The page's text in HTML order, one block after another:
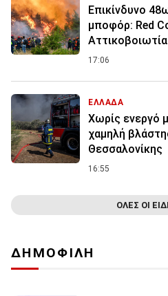
Επικίνδυνο
μποφόρ: Red
17:06
ΕΛΛΑΔΑ
Χωρίς ενεργό
χαμηλή
Θεσσαλονίκης
16:55
ΟΛΕΣ ΟΙ
ΔΗΜΟΦΙΛΗ